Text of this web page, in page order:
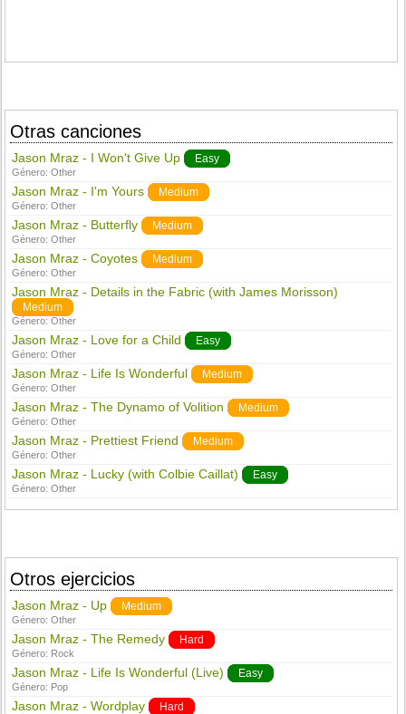
Otras canciones
Jason Mraz - I Won't Give Up Easy
Género:Other
Jason Mraz - I'm Yours Medium
Género:Other
Jason Mraz - Butterfly Medium
Género:Other
Jason Mraz - Coyotes Medium
Género:Other
Jason Mraz - Details in the Fabric (with James Morisson)
Medium
Género:Other
Jason Mraz - Love for a Child Easy
Género:Other
Jason Mraz - Life Is Wonderful Medium
Género:Other
Jason Mraz - The Dynamo of Volition Medium
Género:Other
Jason Mraz - Prettiest Friend Medium
Género:Other
Jason Mraz - Lucky (with Colbie Caillat) Easy
Género:Other
Otros ejercicios
Jason Mraz - Up Medium
Género:Other
Jason Mraz - The Remedy Hard
Género: Rock
Jason Mraz - Life Is Wonderful (Live) Easy
Género: Pop
Jason Mraz - Wordplay Hard